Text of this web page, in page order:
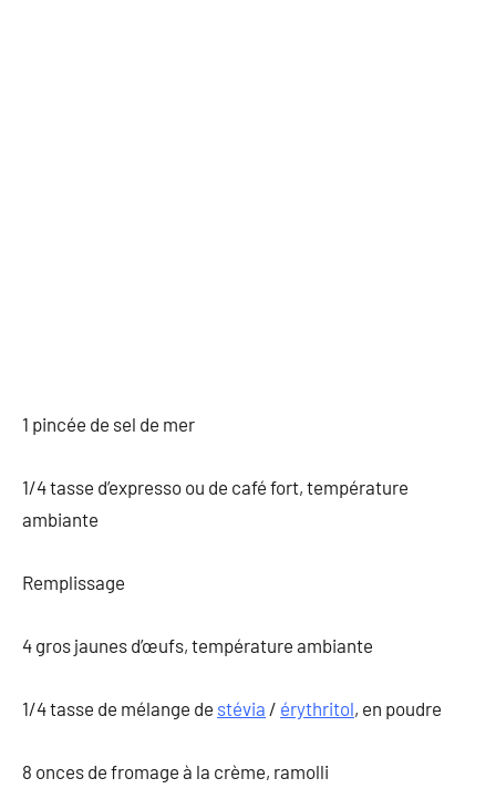
1 pincée de sel de mer
1/4 tasse d’expresso ou de café fort, température
ambiante
Remplissage
4 gros jaunes d’œufs, température ambiante
1/4 tasse de mélange de stévia / érythritol, en poudre
8 onces de fromage à la crème, ramolli